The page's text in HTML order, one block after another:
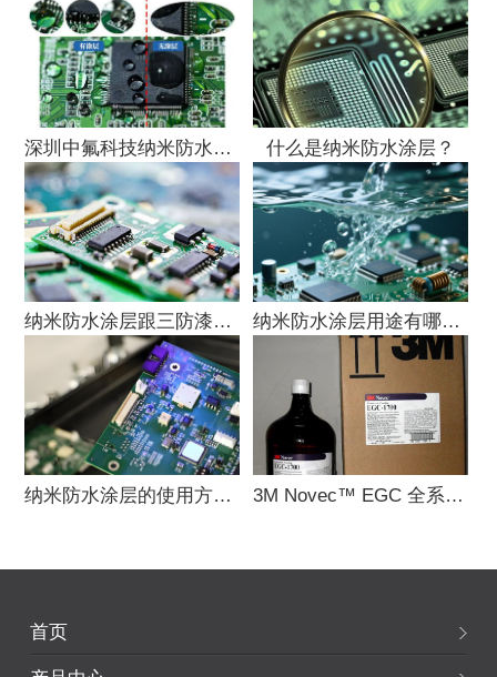
深圳中氟科技纳米防水涂层全系列型号功能特点应 什么是纳米防水涂层？
纳米防水涂层跟三防漆的区别是什么？ 纳米防水涂层用途有哪些？
纳米防水涂层的使用方法是什么？ 3M Novec™ EGC 全系列电子涂层官
首页